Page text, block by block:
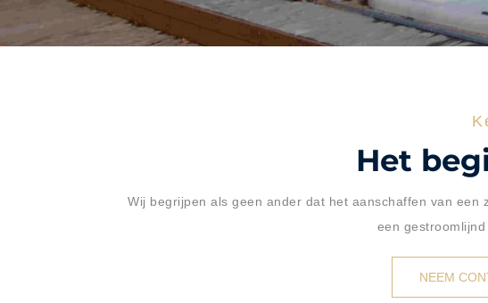
Het
Wij begrijpen als geen ander dat het aanschaffen van
een
NEEM